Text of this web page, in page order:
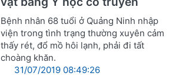
Bệnh nhân 68 tuổi ở Quảng Ninh nhập
viện trong tình trạng thường xuyên cảm
thấy rét, đổ mồ hôi lạnh, phải đi tất
choàng khăn.
31/07/2019 08:49:26